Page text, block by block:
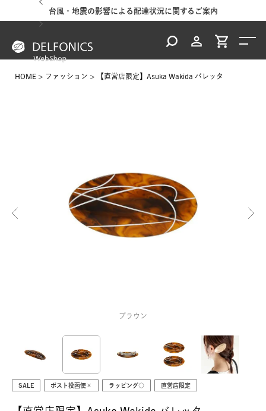
台風・地震の影響による配達状況に関するご案内
HOME ファッション 【直営店限定】Asuka Wakida バレッタ
ブラウン
SALE ポスト投函便× ラッピング○ 直営店限定